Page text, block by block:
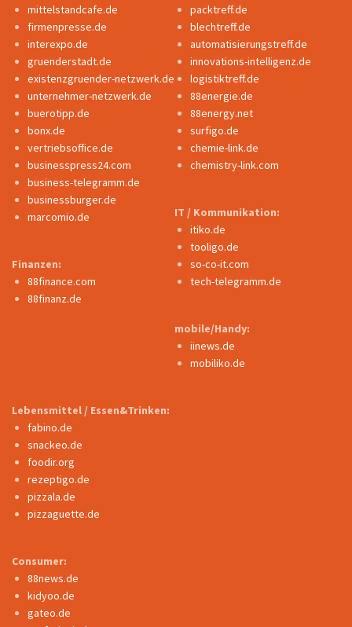
mittelstandcafe.de
firmenpresse.de
interexpo.de
gruenderstadt.de
existenzgruender-netzwerk.de
unternehmer-netzwerk.de
buerotipp.de
bonx.de
vertriebsoffice.de
businesspress24.com
business-telegramm.de
businessburger.de
marcomio.de
Finanzen:
88finance.com
88finanz.de
packtreff.de
blechtreff.de
automatisierungstreff.de
innovations-intelligenz.de
logistiktreff.de
88energie.de
88energy.net
surfigo.de
chemie-link.de
chemistry-link.com
IT / Kommunikation:
itiko.de
tooligo.de
so-co-it.com
tech-telegramm.de
mobile/Handy:
iinews.de
mobiliko.de
Lebensmittel / Essen&Trinken:
fabino.de
snackeo.de
foodir.org
rezeptigo.de
pizzala.de
pizzaguette.de
Consumer:
88news.de
kidyoo.de
gateo.de